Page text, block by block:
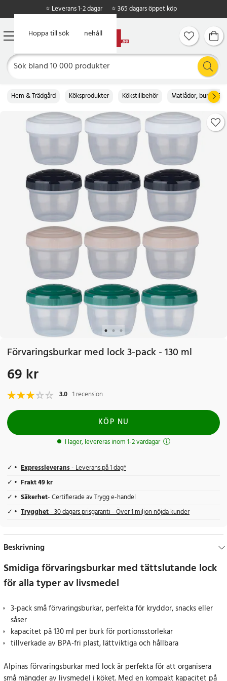
Hoppa till huvudinnehåll
Hoppa till sök
⭐ Leverans 1-2 dagar ⭐ 365 dagars öppet köp
Hem & Trädgård Köksprodukter Kökstillbehör Matlådor, burkar &
Förvaringsburkar med lock 3-pack - 130 ml
Pris: 69 kr
69 kr
3.0 1 recension
KÖP NU
I lager, levereras inom 1-2 vardagar
Expressleverans- Leverans på 1 dag*
Frakt 49 kr
Säkerhet- Certifierade av Trygg e-handel
Trygghet- 30 dagars prisgaranti - Över 1 miljon nöjda kunder
Beskrivning
Smidiga förvaringsburkar med tättslutande lock
för alla typer av livsmedel
3-pack små förvaringsburkar, perfekta för kryddor, snacks eller
såser
kapacitet på 130 ml per burk för portionsstorlekar
tillverkade av BPA-fri plast, lättviktiga och hållbara
Alpinas förvaringsburkar med lock är perfekta för att organisera
små mängder av livsmedel i köket. Med en kompakt kapacitet på